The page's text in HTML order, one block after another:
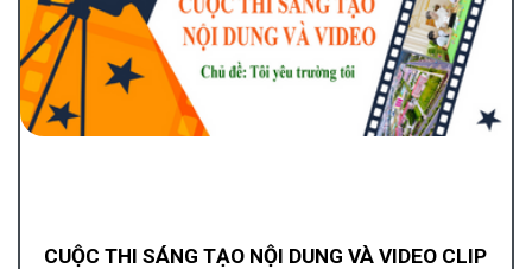
CUỘC THI SÁNG TẠO NỘI DUNG VÀ VIDEO CLIP